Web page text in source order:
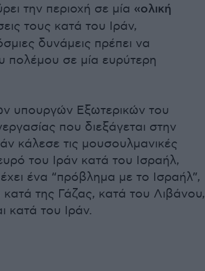
την περιοχή σε μία «ολική
τους κατά του Ιράν,
δυνάμεις πρέπει να
πολέμου σε μία ευρύτερη
υπουργών Εξωτερικών του
που διεξάγεται στην
κάλεσε τις μουσουλμανικές
του Ιράν κατά του Ισραήλ,
ένα “πρόβλημα με το Ισραήλ”,
κατά της Γάζας, κατά του Λιβάνου,
κατά του Ιράν.